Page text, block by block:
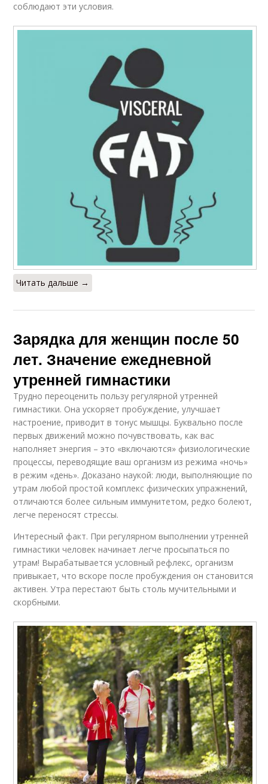
соблюдают эти условия.
Читать дальше →
Зарядка для женщин после 50
лет. Значение ежедневной
утренней гимнастики
Трудно переоценить пользу регулярной утренней
гимнастики. Она ускоряет пробуждение, улучшает
настроение, приводит в тонус мышцы. Буквально после
первых движений можно почувствовать, как вас
наполняет энергия – это «включаются» физиологические
процессы, переводящие ваш организм из режима «ночь»
в режим «день». Доказано наукой: люди, выполняющие по
утрам любой простой комплекс физических упражнений,
отличаются более сильным иммунитетом, редко болеют,
легче переносят стрессы.
Интересный факт. При регулярном выполнении утренней
гимнастики человек начинает легче просыпаться по
утрам! Вырабатывается условный рефлекс, организм
привыкает, что вскоре после пробуждения он становится
активен. Утра перестают быть столь мучительными и
скорбными.